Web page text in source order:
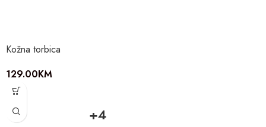
Kožna torbica
129.00KM
+4